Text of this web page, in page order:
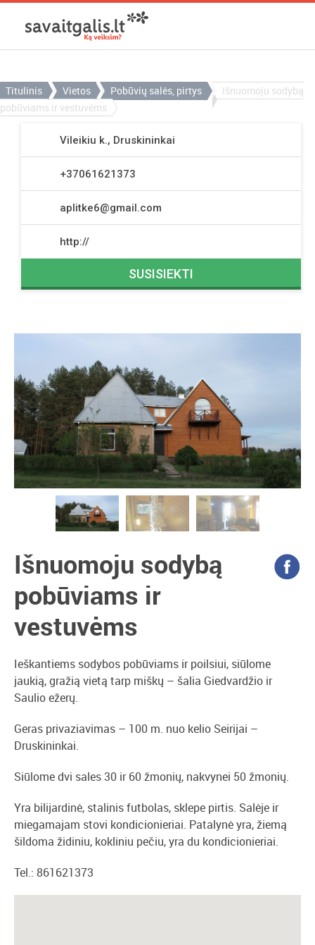
Titulinis Vietos Pobūvių salės, pirtys
Išnuomoju sodybą
pobūviams ir vestuvėms
Išnuomoju sodybą
pobūviams ir
vestuvėms
Ieškantiems sodybos pobūviams ir poilsiui, siūlome
jaukią, gražią vietą tarp miškų – šalia Giedvardžio ir
Saulio ežerų.
Geras privaziavimas – 100 m. nuo kelio Seirijai –
Druskininkai.
Siūlome dvi sales 30 ir 60 žmonių, nakvynei 50 žmonių.
Yra bilijardinė, stalinis futbolas, sklepe pirtis. Salėje ir
miegamajam stovi kondicionieriai. Patalynė yra, žiemą
šildoma židiniu, kokliniu pečiu, yra du kondicionieriai.
Tel.: 861621373
Vileikiu k., Druskininkai
+37061621373
aplitke6@gmail.com
http://
SUSISIEKTI